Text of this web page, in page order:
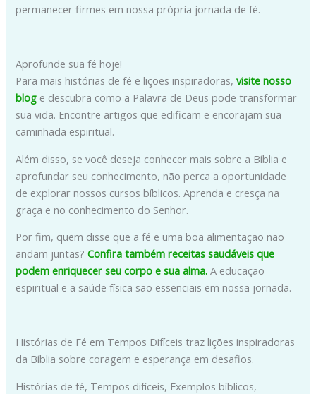
permanecer firmes em nossa própria jornada de fé.
Aprofunde sua fé hoje!
Para mais histórias de fé e lições inspiradoras,visite nosso
blog e descubra como a Palavra de Deus pode transformar
sua vida. Encontre artigos que edificam e encorajam sua
caminhada espiritual.
Além disso, se você deseja conhecer mais sobre a Bíblia e
aprofundar seu conhecimento, não perca a oportunidade
de explorar nossos cursos bíblicos. Aprenda e cresça na
graça e no conhecimento do Senhor.
Por fim, quem disse que a fé e uma boa alimentação não
andam juntas?Confira também receitas saudáveis que
podem enriquecer seu corpo e sua alma. A educação
espiritual e a saúde física são essenciais em nossa jornada.
Histórias de Fé em Tempos Difíceis traz lições inspiradoras
da Bíblia sobre coragem e esperança em desafios.
Histórias de fé, Tempos difíceis, Exemplos bíblicos,